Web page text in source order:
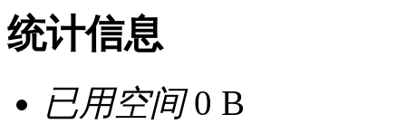
统计信息
已用空间0 B